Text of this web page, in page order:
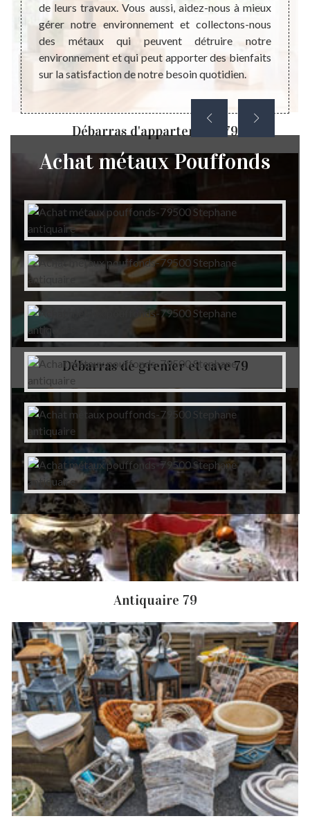
Débarras d'appartement 79
Débarras de grenier et cave 79
Antiquaire 79
de leurs travaux. Vous aussi, aidez-nous à mieux
gérer notre environnement et collectons-nous
des métaux qui peuvent détruire notre
environnement et qui peut apporter des bienfaits
sur la satisfaction de notre besoin quotidien.
délai
état.
Achat métaux Pouffonds
Autres services
Débarras d'appartement Pouffonds
Débarras de grenier et cave Pouffonds
Antiquaire Pouffonds
Brocanteur Pouffonds
Rachat instrument de musique Pouffonds
Achat antiquité Pouffonds